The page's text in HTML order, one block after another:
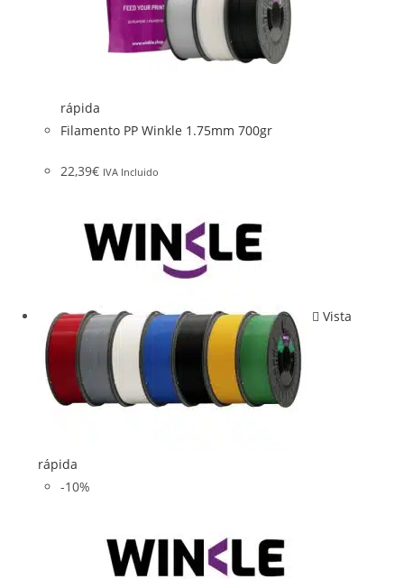
rápida
Filamento PP Winkle 1.75mm 700gr
22,39€ IVA Incluido
Vista
rápida
-10%